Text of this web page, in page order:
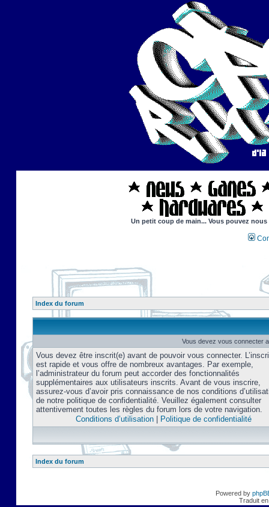
Un petit coup de main... Vous pouvez
Index du forum
Vous devez vous connecter
Vous devez être inscrit(e) avant de pouvoir vous connecter.
est rapide et vous offre de nombreux avantages. Par exemple,
l’administrateur du forum peut accorder des fonctionnalités
supplémentaires aux utilisateurs inscrits. Avant de vous inscrire,
assurez-vous d’avoir pris connaissance de nos conditions
de notre politique de confidentialité. Veuillez également consulter
attentivement toutes les règles du forum lors de votre navigation.
Conditions d’utilisation| Politique de confidentialité
Index du forum
Powered by
Traduit